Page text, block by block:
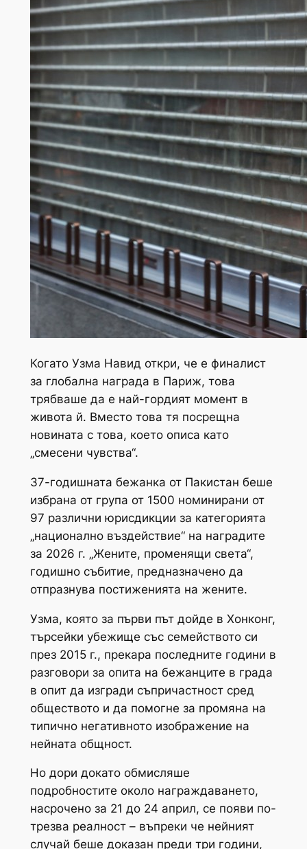
Когато Узма Навид откри, че е финалист
за глобална награда в Париж, това
трябваше да е най-гордият момент в
живота й. Вместо това тя посрещна
новината с това, което описа като
„смесени чувства“.
37-годишната бежанка от Пакистан беше
избрана от група от 1500 номинирани от
97 различни юрисдикции за категорията
„национално въздействие“ на наградите
за 2026 г. „Жените, променящи света“,
годишно събитие, предназначено да
отпразнува постиженията на жените.
Узма, която за първи път дойде в Хонконг,
търсейки убежище със семейството си
през 2015 г., прекара последните години в
разговори за опита на бежанците в града
в опит да изгради съпричастност сред
обществото и да помогне за промяна на
типично негативното изображение на
нейната общност.
Но дори докато обмисляше
подробностите около награждаването,
насрочено за 21 до 24 април, се появи по-
трезва реалност – въпреки че нейният
случай беше доказан преди три години,